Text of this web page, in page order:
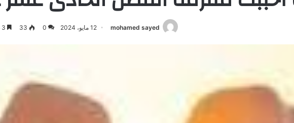
mohamed sayed 12 مايو، 2024 0
33